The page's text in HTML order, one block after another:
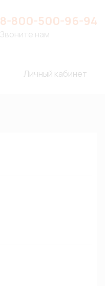
8-800-500-96-94
Звоните нам
Личный кабинет